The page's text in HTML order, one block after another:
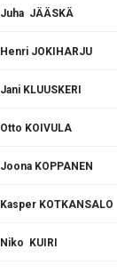
Juha JÄÄSKÄ
Henri JOKIHARJU
Jani KLUUSKERI
Otto KOIVULA
Joona KOPPANEN
Kasper KOTKANSALO
Niko KUIRI